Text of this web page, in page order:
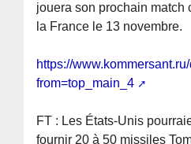
jouera son prochain match
la France le 13 novembre.
https://www.kommersant.ru/
from=top_main_4
FT : Les États-Unis
fournir 20 à 50 missiles